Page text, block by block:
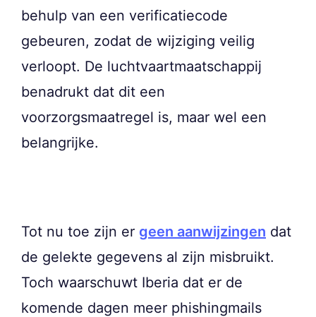
behulp van een verificatiecode
gebeuren, zodat de wijziging veilig
verloopt. De luchtvaartmaatschappij
benadrukt dat dit een
voorzorgsmaatregel is, maar wel een
belangrijke.
Tot nu toe zijn er geen aanwijzingen dat
de gelekte gegevens al zijn misbruikt.
Toch waarschuwt Iberia dat er de
komende dagen meer phishingmails